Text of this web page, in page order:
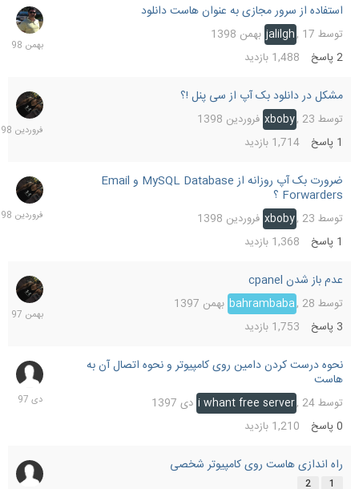
استفاده از سرور مجازی به عنوان هاست دانلود
توسط jalilgh ,17 بهمن 1398
2پاسخ 1,488 بازدید
23
بهمن
مشکل در دانلود بک آپ از سی پنل !؟
توسط xboby ,23 فروردین 1398
پاسخ 1,714 بازدید
23
ضرورت بک آپ روزانه از MySQL Database و Email
Forwarders ؟
توسط xboby ,23 فروردین 1398
پاسخ 1,368 بازدید
23
عدم باز شدن cpanel
توسط bahrambaba ,28 بهمن 1397
پاسخ 1,753 بازدید
29
بهمن
نحوه درست کردن دامین روی کامپیوتر و نحوه اتصال آن به
هاست
توسط i whant free server ,24 دی 1397
پاسخ 1,210 بازدید
24
دی
راه اندازی هاست روی کامپیوتر شخصی
24
دی